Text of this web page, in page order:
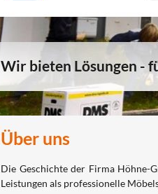
Wir bieten Lösungen -
Über uns
Die Geschichte der Firma Höhne-
Leistungen als professionelle